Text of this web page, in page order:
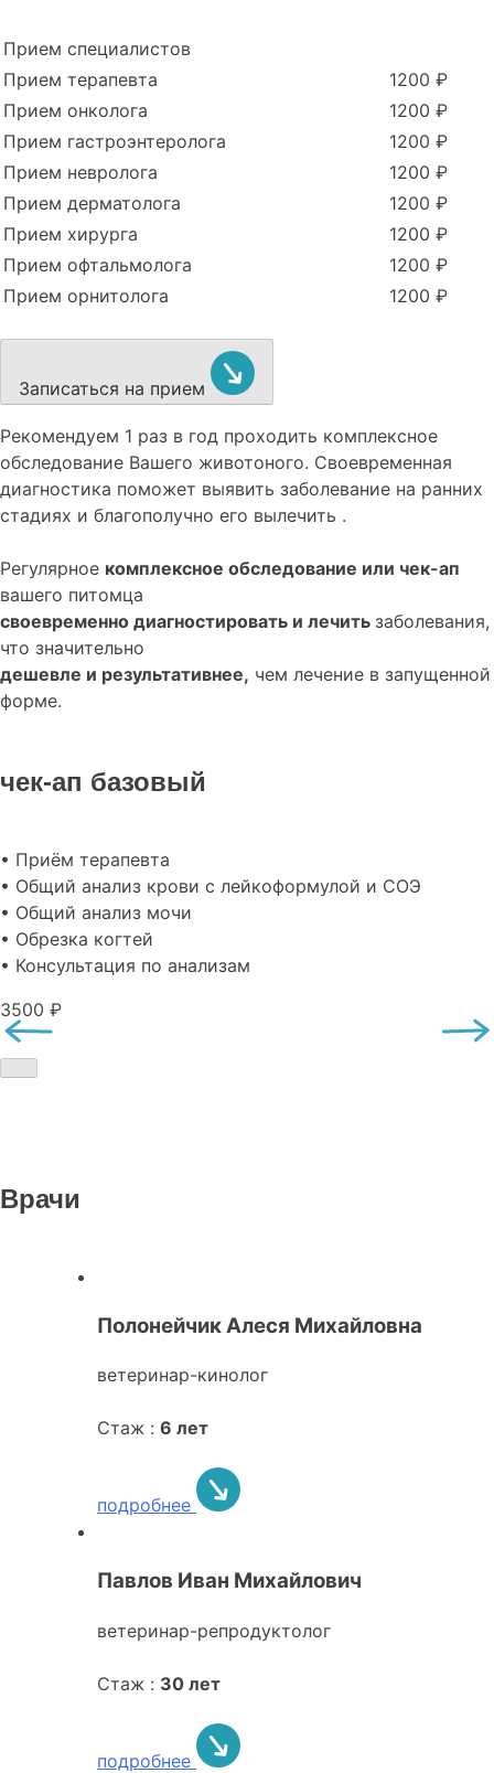
Прием специалистов
Прием терапевта
1200 ₽
Прием онколога
1200 ₽
Прием гастроэнтеролога
1200 ₽
Прием невролога
1200 ₽
Прием дерматолога
1200 ₽
Прием хирурга
1200 ₽
Прием офтальмолога
1200 ₽
Прием орнитолога
1200 ₽
Записаться на прием
Рекомендуем 1 раз в год проходить комплексное
обследование Вашего животоного. Своевременная
диагностика поможет выявить заболевание на ранних
стадиях и благополучно его вылечить .
Регулярное комплексное обследование или чек-ап
вашего питомца
своевременно диагностировать и лечить заболевания,
что значительно
дешевле и результативнее, чем лечение в запущенной
форме.
чек-ап базовый
• Приём терапевта
• Общий анализ крови с лейкоформулой и СОЭ
• Общий анализ мочи
• Обрезка когтей
• Консультация по анализам
3500 ₽
Врачи
Полонейчик Алеся Михайловна
ветеринар-кинолог
Стаж : 6 лет
подробнее
Павлов Иван Михайлович
ветеринар-репродуктолог
Стаж : 30 лет
подробнее